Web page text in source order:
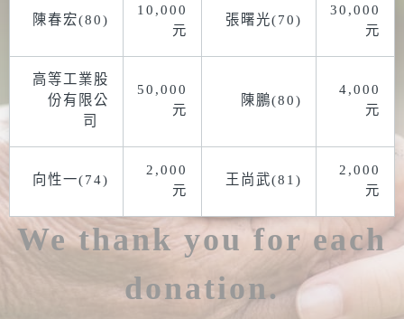
陳春宏(80)
10,000
元
張曙光(70)
30,000
元
高等工業股
份有限公
司
50,000
元
陳鵬(80)
4,000
元
向性一(74)
2,000
元
王尚武(81)
2,000
元
We thank you for each
donation.